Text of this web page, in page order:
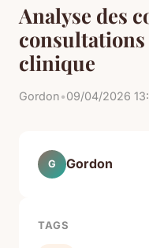
Analyse des
clinique
Gordon•09/04/2026
G Gordon
TAGS